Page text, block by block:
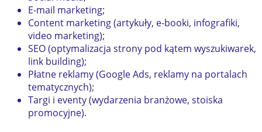
E-mail marketing;
Content marketing (artykuły, e-booki, infografiki,
video marketing);
SEO (optymalizacja strony pod kątem wyszukiwarek,
link building);
Płatne reklamy (Google Ads, reklamy na portalach
tematycznych);
Targi i eventy (wydarzenia branżowe, stoiska
promocyjne).